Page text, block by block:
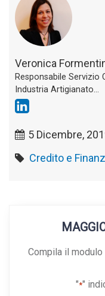
Veronica
Responsabile Servizio
Industria Artigianato...
5 Dicembre,
Credito e
Compila il
"*"